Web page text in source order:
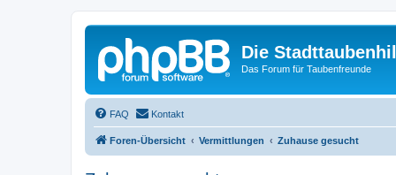
Die
Das Forum für Taubenfreunde
FAQ Kontakt
Foren-Übersicht Vermittlungen Zuhause gesucht